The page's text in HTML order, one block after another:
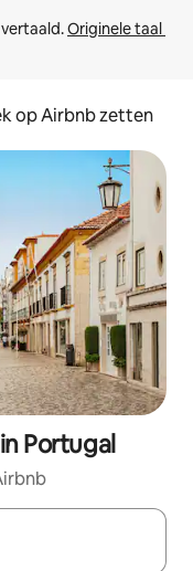
Originele taal
op Airbnb zetten
Portugal
maak je een keuze